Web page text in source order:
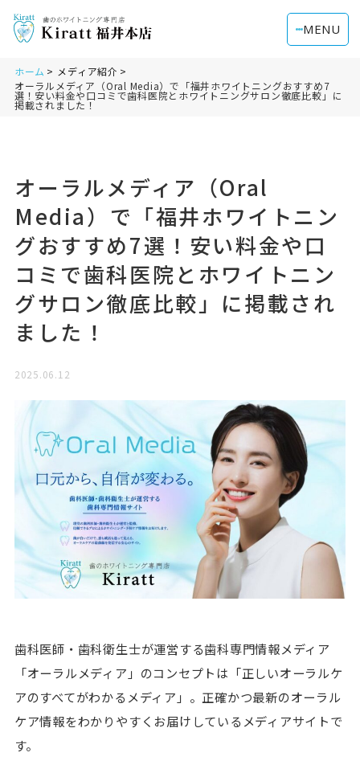
MENU
ホーム
メディア紹介
オーラルメディア（Oral Media）で「福井ホワイトニングおすすめ7
選！安い料金や口コミで歯科医院とホワイトニングサロン徹底比較」に
掲載されました！
オーラルメディア（Oral
Media）で「福井ホワイトニン
グおすすめ7選！安い料金や口
コミで歯科医院とホワイトニン
グサロン徹底比較」に掲載され
ました！
2025.06.12
歯科医師・歯科衛生士が運営する歯科専門情報メディア
「オーラルメディア」のコンセプトは「正しいオーラルケ
アのすべてがわかるメディア」。正確かつ最新のオーラル
ケア情報をわかりやすくお届けしているメディアサイトで
す。